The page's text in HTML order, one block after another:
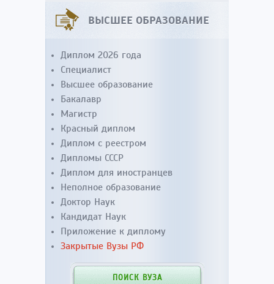
ВЫСШЕЕ ОБРАЗОВАНИЕ
Диплом 2026 года
Специалист
Высшее образование
Бакалавр
Магистр
Красный диплом
Диплом с реестром
Дипломы СССР
Диплом для иностранцев
Неполное образование
Доктор Наук
Кандидат Наук
Приложение к диплому
Закрытые Вузы РФ
ПОИСК ВУЗА